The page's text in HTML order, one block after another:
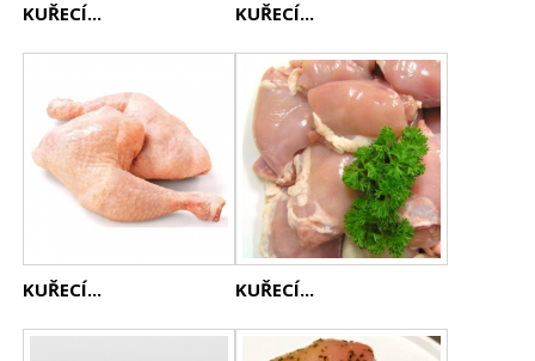
KUŘECÍ... KUŘECÍ...
KUŘECÍ... KUŘECÍ...